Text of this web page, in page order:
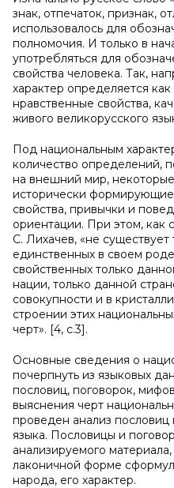
знак, отпечаток, признак,
использовалось для
полномочия. И только в
употребляться для
свойства человека. Так,
характер определяется
нравственные свойства,
живого великорусского
Под национальным
количество определений,
на внешний мир,
исторически
свойства, привычки и
ориентации. При этом, как
С. Лихачев, «не существует
единственных в своем
свойственных только
нации, только данной
совокупности и в
строении этих
черт». [4, c.3].
Основные сведения о
почерпнуть из языковых
пословиц, поговорок,
выяснения черт
проведен анализ пословиц
языка. Пословицы и
анализируемого
лаконичной форме
народа, его характер.